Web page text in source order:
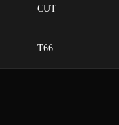
CUT
T66